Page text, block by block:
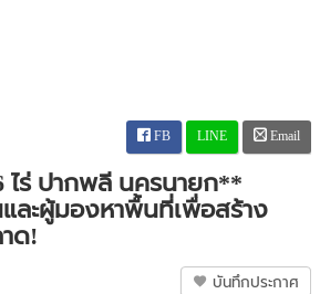
FB LINE Email
ไร่ ปากพลี นครนายก**
ละผู้มองหาพื้นที่เพื่อสร้าง
ด!
บันทึกประกาศ